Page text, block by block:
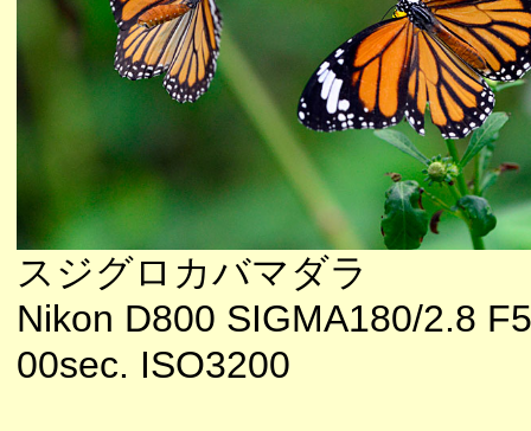
スジグロカバマダラ
Nikon D800 SIGMA180/2.8
00sec. ISO3200